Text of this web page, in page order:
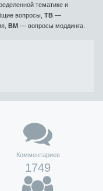
тематике и
вопросы, ТВ —
ВМ — вопросы моддинга.
Комментариев
1749